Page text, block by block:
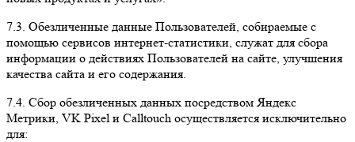
7.3. Обезличенные данные Пользователей, собираемые с
помощью сервисов интернет-статистики, служат для сбора
информации о действиях Пользователей на сайте, улучшения
качества сайта и его содержания.
7.4. Сбор обезличенных данных посредством Яндекс
Метрики, VK Pixel и Calltouch осуществляется исключительно
для: